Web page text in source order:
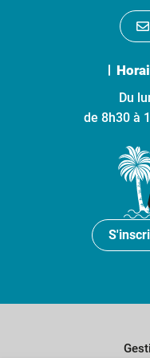
Du
de 8h30 à